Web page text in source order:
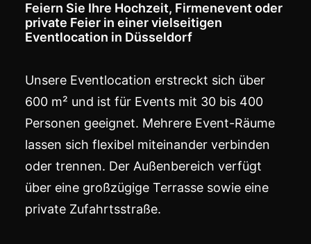
Feiern Sie Ihre Hochzeit, Firmenevent oder
private Feier in einer vielseitigen
Eventlocation in Düsseldorf
Unsere Eventlocation erstreckt sich über
600 m² und ist für Events mit 30 bis 400
Personen geeignet. Mehrere Event-Räume
lassen sich flexibel miteinander verbinden
oder trennen. Der Außenbereich verfügt
über eine großzügige Terrasse sowie eine
private Zufahrtsstraße.